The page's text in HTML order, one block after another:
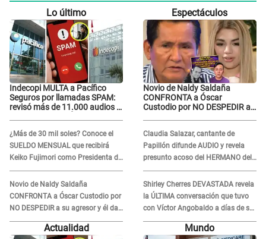
Lo último
Indecopi MULTA a Pacífico
Seguros por llamadas SPAM:
revisó más de 11.000 audios y
¿Más de 30 mil soles? Conoce el
SUELDO MENSUAL que recibirá
Keiko Fujimori como Presidenta de
la República
Novio de Naldy Saldaña
CONFRONTA a Óscar Custodio por
NO DESPEDIR a su agresor y él da
INDIGNANTE respuesta: "Nadie me
dice qué hacer"
Espectáculos
Novio de Naldy Saldaña
CONFRONTA a Óscar
Custodio por NO DESPEDIR a
"Nadie me dice qué hacer"
Claudia Salazar, cantante de
Papillón difunde AUDIO y revela
presunto acoso del HERMANO del
director musical de La Bella Luz:
"Me quedé asustada, en shock"
Shirley Cherres DEVASTADA revela
la ÚLTIMA conversación que tuvo
con Víctor Angobaldo a días de su
inesperada partida: "Hace dos
Actualidad Mundo